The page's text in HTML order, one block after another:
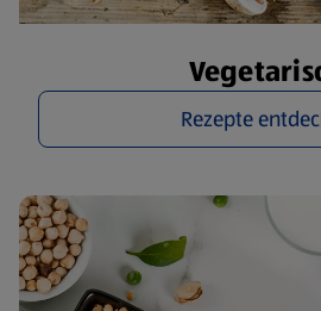
Rezepte